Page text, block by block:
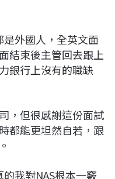
外國人，全英文面
結束後主管回去跟上
銀行上沒有的職缺
，但很感謝這份面試
都能更坦然自若，跟
我對NAS根本一竅